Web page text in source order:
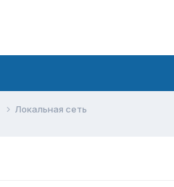
Локальная сеть